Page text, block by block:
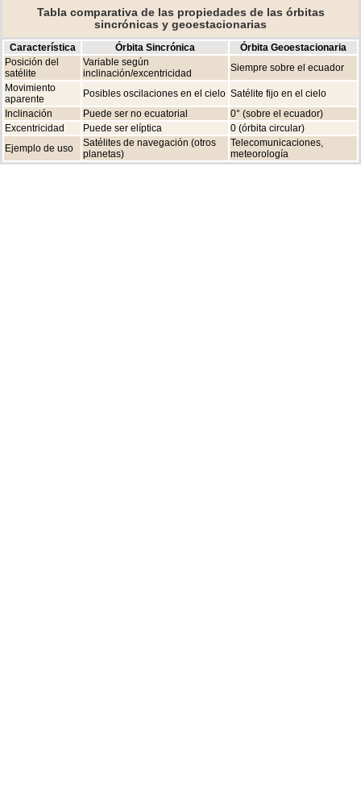
Tabla comparativa de las propiedades de las órbitas
sincrónicas y geoestacionarias
Característica Órbita Sincrónica
Órbita Geoestacionaria
Posición del
satélite
Variable según
inclinación/excentricidad
Siempre sobre el ecuador
Movimiento
aparente
Posibles oscilaciones en el cielo Satélite fijo en el cielo
Inclinación
Puede ser no ecuatorial
0° (sobre el ecuador)
Excentricidad
Puede ser elíptica
0 (órbita circular)
Ejemplo de uso
Satélites de navegación (otros
planetas)
Telecomunicaciones,
meteorología